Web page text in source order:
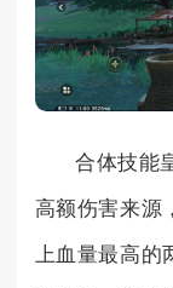
合体技能
高额伤害来源
上血量最高的